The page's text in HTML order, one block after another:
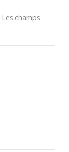
Les champs